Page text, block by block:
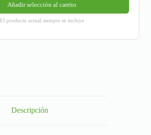
Añadir selección al carrito
El producto actual siempre se incluye
Descripción